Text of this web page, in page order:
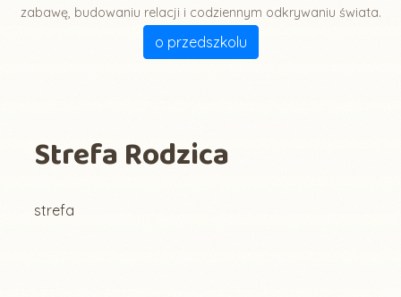
zabawę, budowaniu relacji i codziennym odkrywaniu świata.
o przedszkolu
Strefa Rodzica
strefa